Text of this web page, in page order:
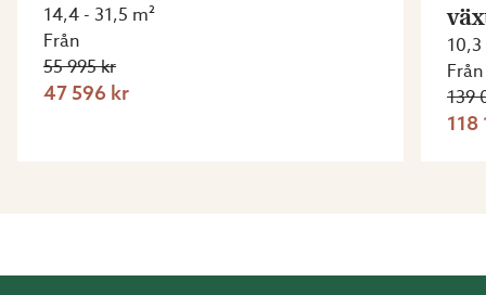
14,4 - 31,5 m²
Från
55 995 kr
47 596 kr
Från
139
118